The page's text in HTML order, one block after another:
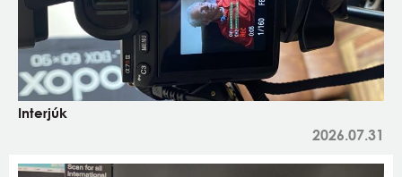
Interjúk
2026.07.31